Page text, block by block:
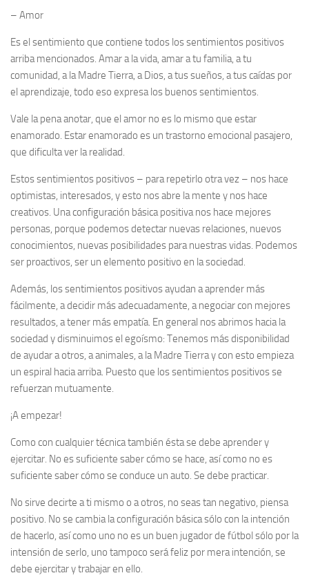
– Amor
Es el sentimiento que contiene todos los sentimientos positivos
arriba mencionados. Amar a la vida, amar a tu familia, a tu
comunidad, a la Madre Tierra, a Dios, a tus sueños, a tus caídas por
el aprendizaje, todo eso expresa los buenos sentimientos.
Vale la pena anotar, que el amor no es lo mismo que estar
enamorado. Estar enamorado es un trastorno emocional pasajero,
que dificulta ver la realidad.
Estos sentimientos positivos – para repetirlo otra vez – nos hace
optimistas, interesados, y esto nos abre la mente y nos hace
creativos. Una configuración básica positiva nos hace mejores
personas, porque podemos detectar nuevas relaciones, nuevos
conocimientos, nuevas posibilidades para nuestras vidas. Podemos
ser proactivos, ser un elemento positivo en la sociedad.
Además, los sentimientos positivos ayudan a aprender más
fácilmente, a decidir más adecuadamente, a negociar con mejores
resultados, a tener más empatía. En general nos abrimos hacia la
sociedad y disminuimos el egoísmo: Tenemos más disponibilidad
de ayudar a otros, a animales, a la Madre Tierra y con esto empieza
un espiral hacia arriba. Puesto que los sentimientos positivos se
refuerzan mutuamente.
¡A empezar!
Como con cualquier técnica también ésta se debe aprender y
ejercitar. No es suficiente saber cómo se hace, así como no es
suficiente saber cómo se conduce un auto. Se debe practicar.
No sirve decirte a ti mismo o a otros, no seas tan negativo, piensa
positivo. No se cambia la configuración básica sólo con la intención
de hacerlo, así como uno no es un buen jugador de fútbol sólo por la
intensión de serlo, uno tampoco será feliz por mera intención, se
debe ejercitar y trabajar en ello.